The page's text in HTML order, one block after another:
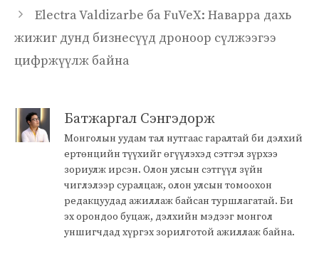
Electra Valdizarbe ба FuVeX: Наварра дахь
жижиг дунд бизнесүүд дроноор сүлжээгээ
цифржүүлж байна
Батжаргал Сэнгэдорж
Монголын уудам тал нутгаас гаралтай би дэлхий
ертөнцийн түүхийг өгүүлэхэд сэтгэл зүрхээ
зориулж ирсэн. Олон улсын сэтгүүл зүйн
чиглэлээр суралцаж, олон улсын томоохон
редакцуудад ажиллаж байсан туршлагатай. Би
эх орондоо буцаж, дэлхийн мэдээг монгол
уншигчдад хүргэх зорилготой ажиллаж байна.